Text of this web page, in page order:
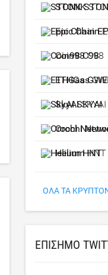
STONK
Epic Chain
Coin98C98
ETHGas
SkyAISKYAI
Orochi
HeliumHNT
ΌΛΑ ΤΑ
ΕΠΊΣΗΜΟ